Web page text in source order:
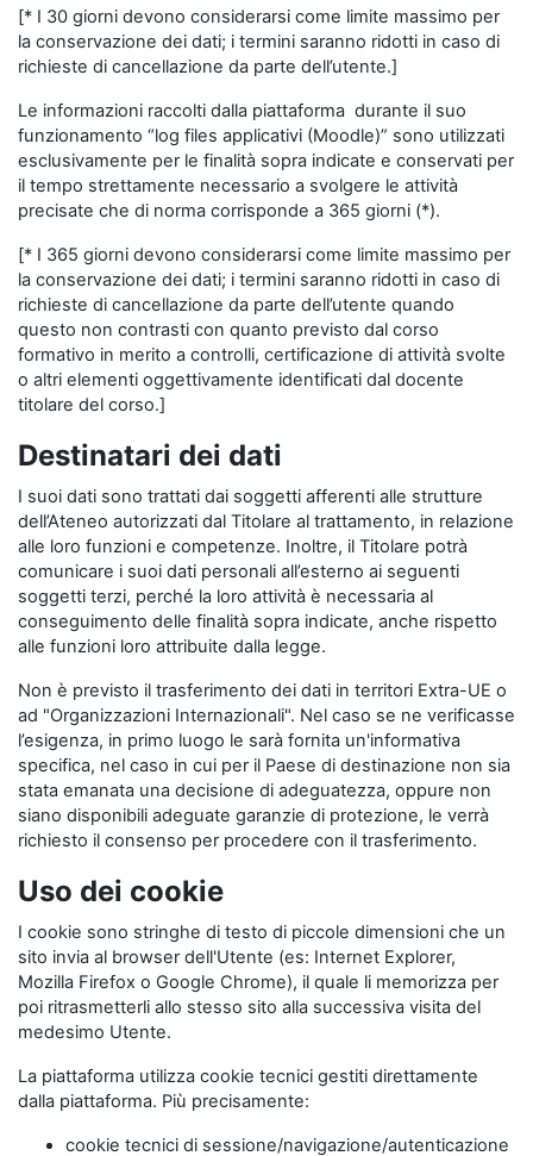
[* I 30 giorni devono considerarsi come limite massimo per
la conservazione dei dati; i termini saranno ridotti in caso di
richieste di cancellazione da parte dell’utente.]
Le informazioni raccolti dalla piattaforma durante il suo
funzionamento “log files applicativi (Moodle)” sono utilizzati
esclusivamente per le finalità sopra indicate e conservati per
il tempo strettamente necessario a svolgere le attività
precisate che di norma corrisponde a 365 giorni (*).
[* I 365 giorni devono considerarsi come limite massimo per
la conservazione dei dati; i termini saranno ridotti in caso di
richieste di cancellazione da parte dell’utente quando
questo non contrasti con quanto previsto dal corso
formativo in merito a controlli, certificazione di attività svolte
o altri elementi oggettivamente identificati dal docente
titolare del corso.]
Destinatari dei dati
I suoi dati sono trattati dai soggetti afferenti alle strutture
dell’Ateneo autorizzati dal Titolare al trattamento, in relazione
alle loro funzioni e competenze. Inoltre, il Titolare potrà
comunicare i suoi dati personali all’esterno ai seguenti
soggetti terzi, perché la loro attività è necessaria al
conseguimento delle finalità sopra indicate, anche rispetto
alle funzioni loro attribuite dalla legge.
Non è previsto il trasferimento dei dati in territori Extra-UE o
ad "Organizzazioni Internazionali". Nel caso se ne verificasse
l’esigenza, in primo luogo le sarà fornita un'informativa
specifica, nel caso in cui per il Paese di destinazione non sia
stata emanata una decisione di adeguatezza, oppure non
siano disponibili adeguate garanzie di protezione, le verrà
richiesto il consenso per procedere con il trasferimento.
Uso dei cookie
I cookie sono stringhe di testo di piccole dimensioni che un
sito invia al browser dell'Utente (es: Internet Explorer,
Mozilla Firefox o Google Chrome), il quale li memorizza per
poi ritrasmetterli allo stesso sito alla successiva visita del
medesimo Utente.
La piattaforma utilizza cookie tecnici gestiti direttamente
dalla piattaforma. Più precisamente:
cookie tecnici di sessione/navigazione/autenticazione